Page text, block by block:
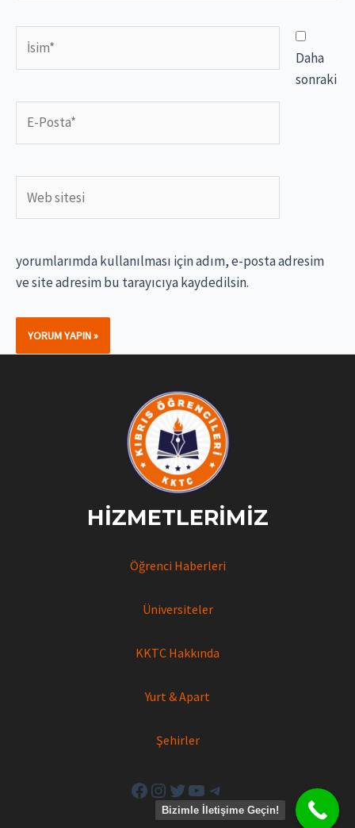
Posta*
sitesi
Daha
sonraki
yorumlarımda kullanılması için adım, e-posta adresim
ve site adresim bu tarayıcıya kaydedilsin.
HIZMETLERIMIZ
Öğrenci Haberleri
Üniversiteler
KKTC Hakkında
Yurt & Apart
Şehirler
Facebook
Instagram
Twitter
YouTube
Telegram
Bizimle İletişime Geçin!